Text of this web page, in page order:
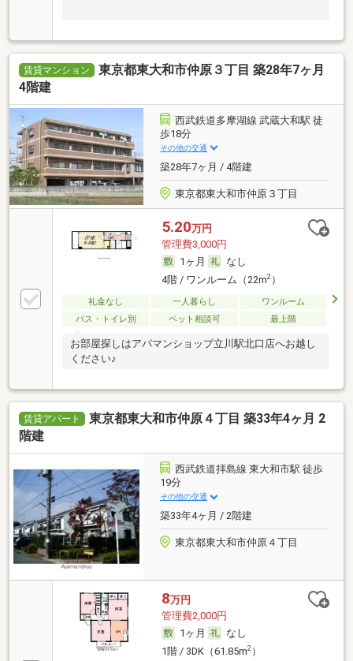
賃貸マンション
東京都東大和市仲原３丁目 築28年7ヶ月
4階建
西武鉄道多摩湖線 武蔵大和駅 徒
歩18分
その他の交通
築28年7ヶ月 / 4階建
東京都東大和市仲原３丁目
5.20万円
管理費3,000円
1ヶ月
なし
4階 / ワンルーム（22m2）
礼金なし 一人暮らし
ワンルーム
バス・トイレ別
ペット相談可 最上階
お部屋探しはアパマンショップ立川駅北口店へお越し
ください♪
賃貸アパート
東京都東大和市仲原４丁目 築33年4ヶ月 2
階建
西武鉄道拝島線 東大和市駅 徒歩
19分
その他の交通
築33年4ヶ月 / 2階建
東京都東大和市仲原４丁目
8万円
管理費2,000円
1ヶ月
なし
1階 / 3DK（61.85m2）